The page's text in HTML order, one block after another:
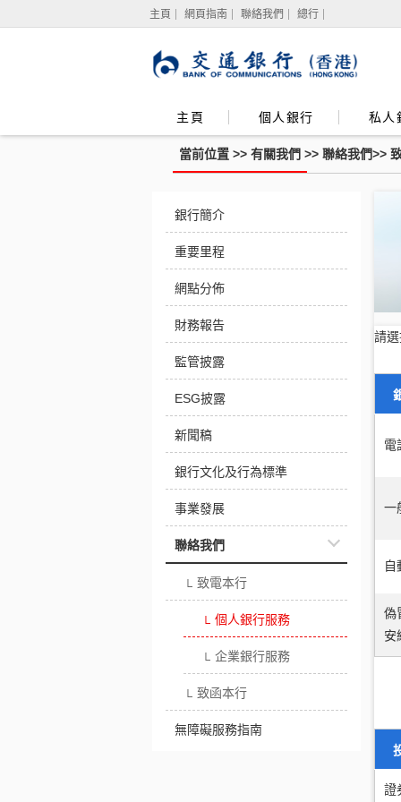
主頁 網頁指南 聯絡我們 總行
主頁 個人銀行 私人
當前位置 >> 有關我們 >> 聯絡我們>>
銀行簡介
重要里程
網點分佈
財務報告
監管披露
ESG披露
新聞稿
銀行文化及行為標準
事業發展
聯絡我們
└ 致電本行
└ 個人銀行服務
└ 企業銀行服務
└ 致函本行
無障礙服務指南
請選
電
一
自
偽
安
證